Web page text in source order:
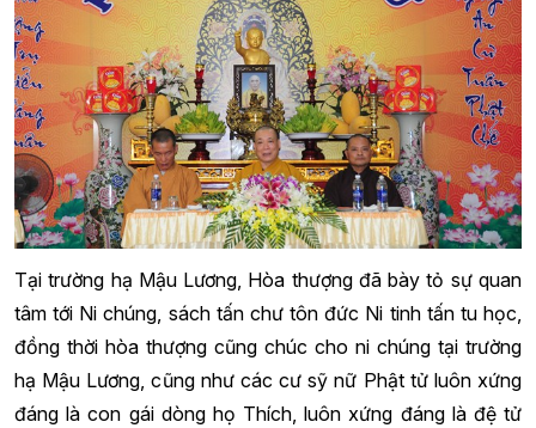
Tại trường hạ Mậu Lương, Hòa thượng đã bày tỏ sự quan
tâm tới Ni chúng, sách tấn chư tôn đức Ni tinh tấn tu học,
đồng thời hòa thượng cũng chúc cho ni chúng tại trường
hạ Mậu Lương, cũng như các cư sỹ nữ Phật tử luôn xứng
đáng là con gái dòng họ Thích, luôn xứng đáng là đệ tử